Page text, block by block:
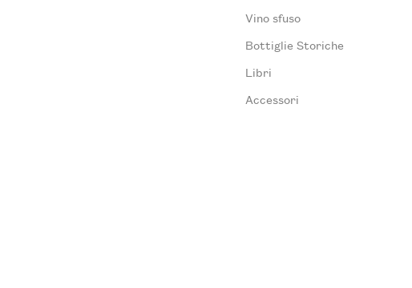
Vino sfuso
Bottiglie Storiche
Libri
Accessori